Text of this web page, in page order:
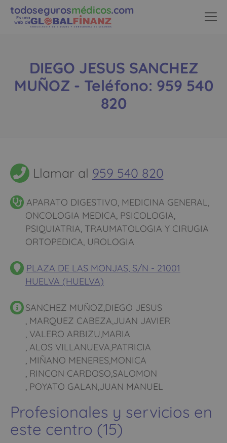
todosegurosmédicos.com
Es una
web de
DIEGO JESUS SANCHEZ
MUÑOZ - Teléfono: 959 540
820
Llamar al 959 540 820
APARATO DIGESTIVO, MEDICINA GENERAL,
ONCOLOGIA MEDICA, PSICOLOGIA,
PSIQUIATRIA, TRAUMATOLOGIA Y CIRUGIA
ORTOPEDICA, UROLOGIA
PLAZA DE LAS MONJAS, S/N - 21001
HUELVA (HUELVA)
SANCHEZ MUÑOZ,DIEGO JESUS
, MARQUEZ CABEZA,JUAN JAVIER
, VALERO ARBIZU,MARIA
, ALOS VILLANUEVA,PATRICIA
, MIÑANO MENERES,MONICA
, RINCON CARDOSO,SALOMON
, POYATO GALAN,JUAN MANUEL
Profesionales y servicios en
este centro (15)